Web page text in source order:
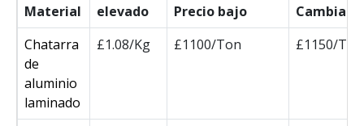
Material
elevado
Precio bajo
Cambia
Chatarra
de
aluminio
laminado
£1.08/Kg £1100/Ton £1150/Ton